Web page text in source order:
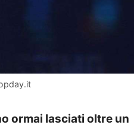
ormai lasciati oltre un